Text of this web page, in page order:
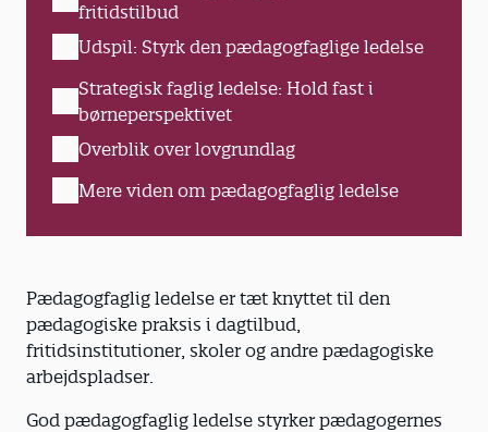
fritidstilbud
Udspil: Styrk den pædagogfaglige ledelse
Strategisk faglig ledelse: Hold fast i
børneperspektivet
Overblik over lovgrundlag
Mere viden om pædagogfaglig ledelse
Pædagogfaglig ledelse er tæt knyttet til den
pædagogiske praksis i dagtilbud,
fritidsinstitutioner, skoler og andre pædagogiske
arbejdspladser.
God pædagogfaglig ledelse styrker pædagogernes